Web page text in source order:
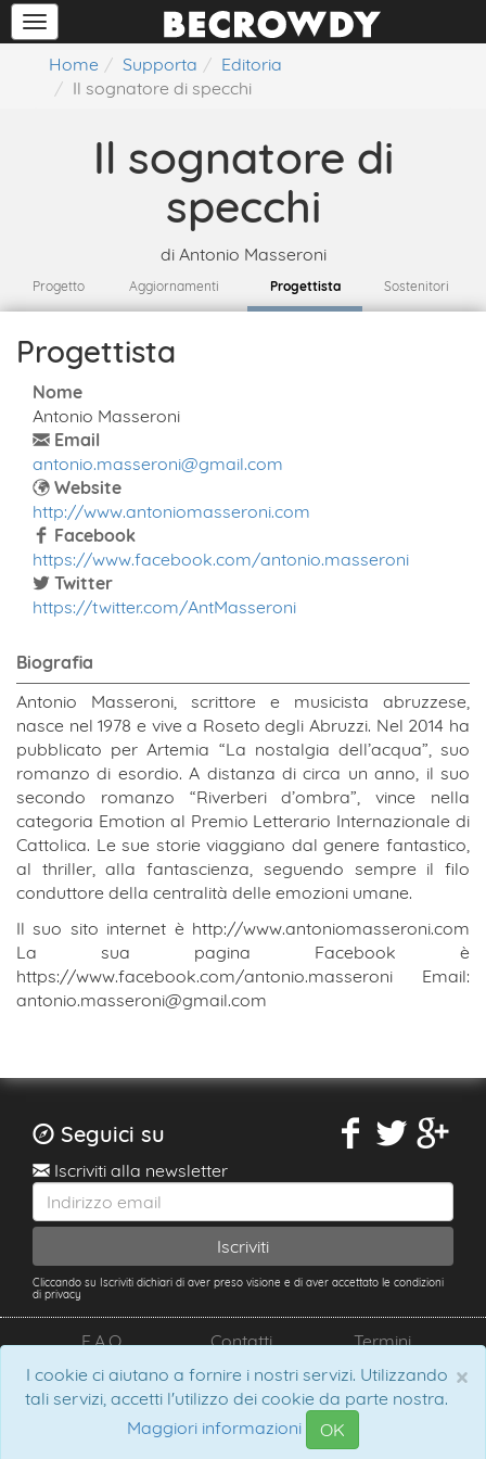
Home Supporta
Editoria
Il sognatore di specchi
Il sognatore di
specchi
di Antonio Masseroni
Progetto Aggiornamenti Progettista Sostenitori
Progettista
Nome
Antonio Masseroni
Email
antonio.masseroni@gmail.com
Website
http://www.antoniomasseroni.com
Facebook
https://www.facebook.com/antonio.masseroni
Twitter
https://twitter.com/AntMasseroni
Biografia
Antonio Masseroni, scrittore e musicista abruzzese,
nasce nel 1978 e vive a Roseto degli Abruzzi. Nel 2014 ha
pubblicato per Artemia “La nostalgia dell’acqua”, suo
romanzo di esordio. A distanza di circa un anno, il suo
secondo romanzo “Riverberi d’ombra”, vince nella
categoria Emotion al Premio Letterario Internazionale di
Cattolica. Le sue storie viaggiano dal genere fantastico,
al thriller, alla fantascienza, seguendo sempre il filo
conduttore della centralità delle emozioni umane.
Il suo sito internet è http://www.antoniomasseroni.com
La sua pagina Facebook è
https://www.facebook.com/antonio.masseroni Email:
antonio.masseroni@gmail.com
Seguici su
Iscriviti alla newsletter
Cliccando su Iscriviti dichiari di aver preso visione e di aver accettato le condizioni
di privacy
F.A.Q. Contatti Termini
BeCrowdy © 2025. Tutti i diritti sono riservati - P.I.
02708040346
×
I cookie ci aiutano a fornire i nostri servizi. Utilizzando
tali servizi, accetti l'utilizzo dei cookie da parte nostra.
Maggiori informazioni
OK